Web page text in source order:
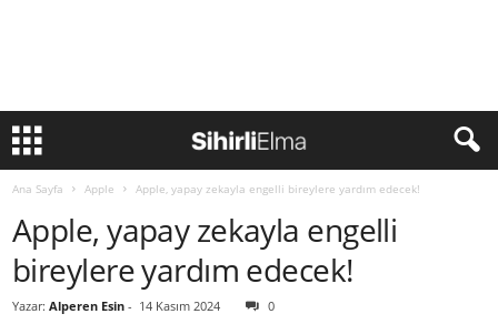
Ana Sayfa Apple Apple, yapay zekayla engelli bireylere yardım edecek!
Apple, yapay zekayla engelli
bireylere yardım edecek!
Yazar: Alperen Esin - 14 Kasım 2024 0